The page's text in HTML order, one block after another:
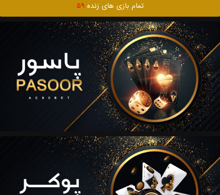
تمام بازی های زنده۵۹